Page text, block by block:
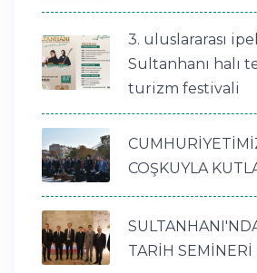
3. uluslararası
Sultanhanı halı
turizm festivali
COŞKUYLA
TARİH